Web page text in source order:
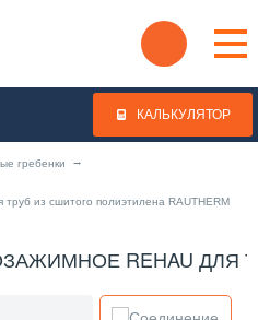
КАЛЬКУЛЯТОР
гребенки
из сшитого полиэтилена RAUTHERM
REHAU ДЛЯ